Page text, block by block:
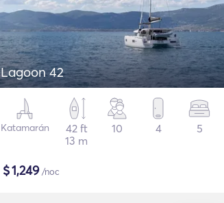
Lagoon 42
Katamarán
42 ft
13 m
10 4 5
$1,249/noc